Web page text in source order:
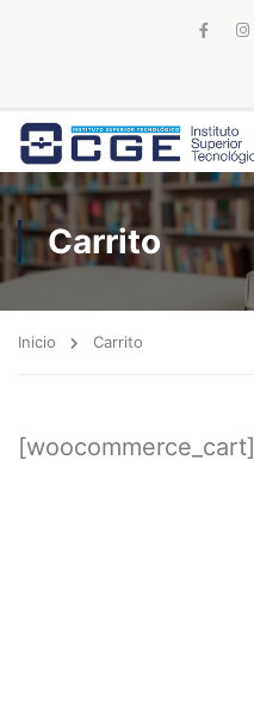
Carrito
Inicio Carrito
[woocommerce_cart]